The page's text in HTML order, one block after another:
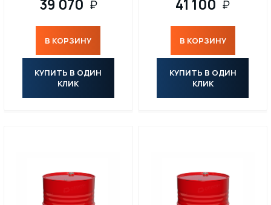
39 070 ₽
В КОРЗИНУ
КУПИТЬ В ОДИН
КЛИК
41 100 ₽
В КОРЗИНУ
КУПИТЬ В ОДИН
КЛИК